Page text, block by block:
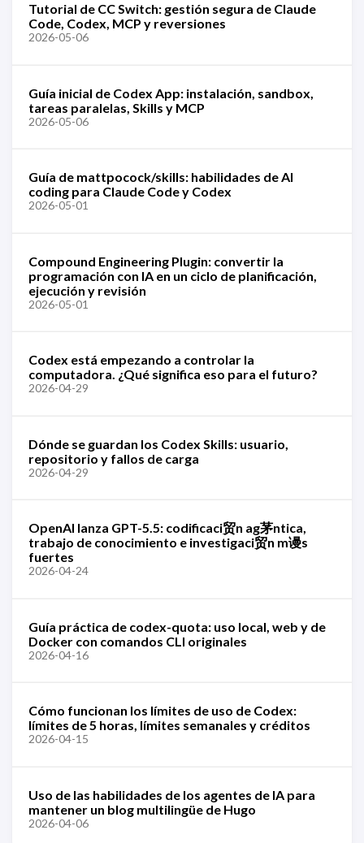
Tutorial de CC Switch: gestión segura de Claude
Code, Codex, MCP y reversiones
2026-05-06
Guía inicial de Codex App: instalación, sandbox,
tareas paralelas, Skills y MCP
2026-05-06
Guía de mattpocock/skills: habilidades de AI
coding para Claude Code y Codex
2026-05-01
Compound Engineering Plugin: convertir la
programación con IA en un ciclo de planificación,
ejecución y revisión
2026-05-01
Codex está empezando a controlar la
computadora. ¿Qué significa eso para el futuro?
2026-04-29
Dónde se guardan los Codex Skills: usuario,
repositorio y fallos de carga
2026-04-29
OpenAI lanza GPT-5.5: codificaci贸n ag茅ntica,
trabajo de conocimiento e investigaci贸n m谩s
fuertes
2026-04-24
Guía práctica de codex-quota: uso local, web y de
Docker con comandos CLI originales
2026-04-16
Cómo funcionan los límites de uso de Codex:
límites de 5 horas, límites semanales y créditos
2026-04-15
Uso de las habilidades de los agentes de IA para
mantener un blog multilingüe de Hugo
2026-04-06